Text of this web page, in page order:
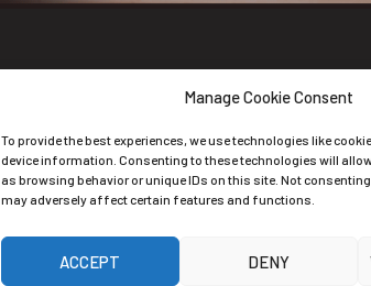
Manage Cookie Consent
To provide the best experiences, we use technologies like
device information. Consenting to these technologies will
as browsing behavior or unique IDs on this site. Not
may adversely affect certain features and functions.
ACCEPT DENY
Iscriviti alla nostra newsletter